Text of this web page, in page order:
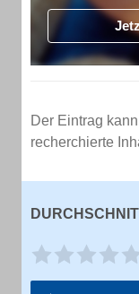
Der Eintrag
recherchierte